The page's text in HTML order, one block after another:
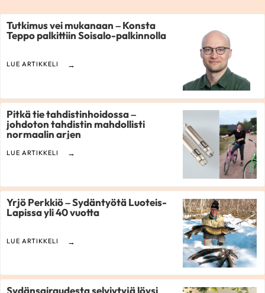
Tutkimus vei mukanaan – Konsta
Teppo palkittiin Soisalo-palkinnolla
LUE ARTIKKELI
Pitkä tie tahdistinhoidossa –
johdoton tahdistin mahdollisti
normaalin arjen
LUE ARTIKKELI
Yrjö Perkkiö – Sydäntyötä Luoteis-
Lapissa yli 40 vuotta
LUE ARTIKKELI